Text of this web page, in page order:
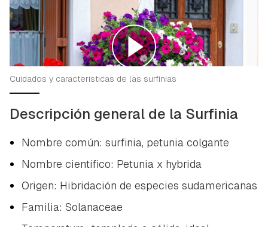
Cuidados y características de las surfinias
Descripción general de la Surfinia
Nombre común: surfinia, petunia colgante
Nombre científico: Petunia x hybrida
Origen: Hibridación de especies sudamericanas
Familia: Solanaceae